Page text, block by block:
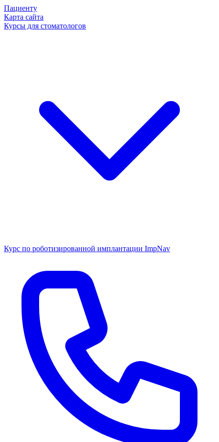
Пациенту
Карта сайта
Курсы для стоматологов
Курс по роботизированной имплантации ImpNav